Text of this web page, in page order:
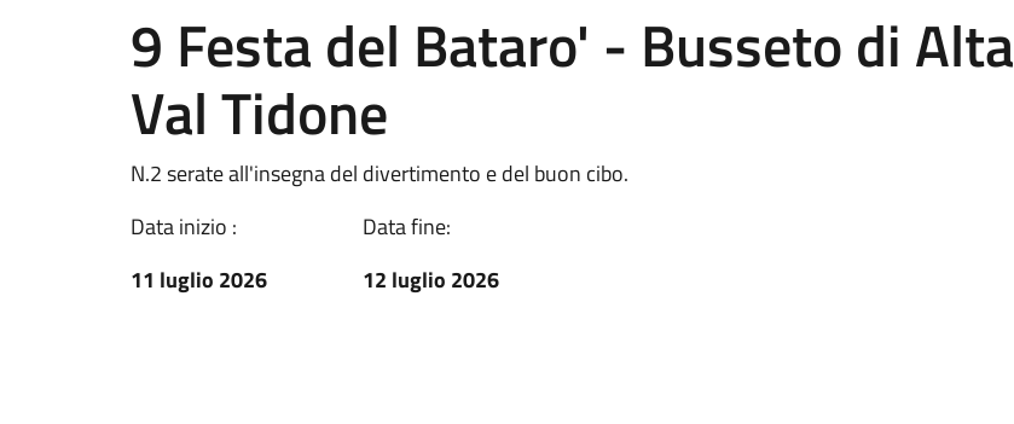
9 Festa del Bataro' - Busseto di Alta
Val Tidone
N.2 serate all'insegna del divertimento e del buon cibo.
Data inizio :
11 luglio 2026
Data fine:
12 luglio 2026